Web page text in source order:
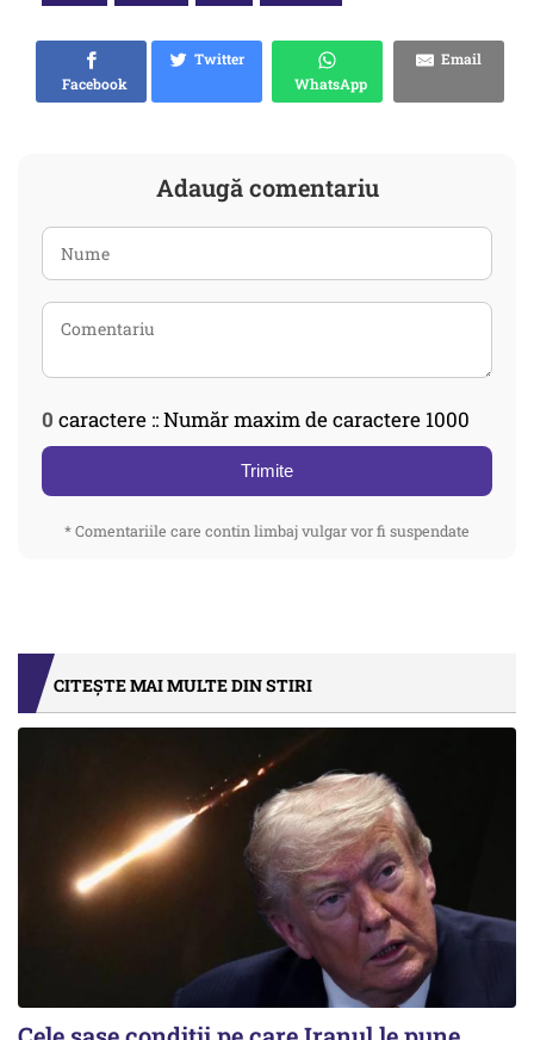
Facebook
Twitter
WhatsApp
Email
Adaugă comentariu
0 caractere :: Număr maxim de caractere 1000
Trimite
* Comentariile care contin limbaj vulgar vor fi suspendate
CITEȘTE MAI MULTE DIN STIRI